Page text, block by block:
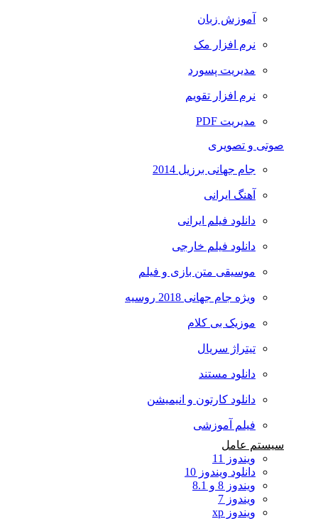
آموزش زبان
نرم افزار مک
مدیریت پسورد
نرم افزار تقویم
مدیریت PDF
صوتی و تصویری
جام جهانی برزیل 2014
آهنگ ایرانی
دانلود فیلم ایرانی
دانلود فیلم خارجی
موسیقی متن بازی و فیلم
ویژه جام جهانی 2018 روسیه
موزیک بی کلام
تیتراژ سریال
دانلود مستند
دانلود کارتون و انیمیشن
فیلم آموزشی
سیستم عامل
ویندوز 11
دانلود ویندوز 10
ویندوز 8 و 8.1
ویندوز 7
ویندوز xp